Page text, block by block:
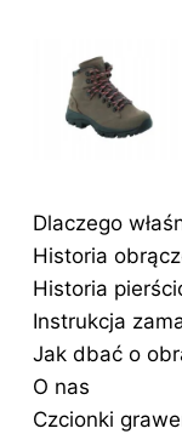
Dlaczego
Historia
Historia
Instrukcja
Jak dbać o
O nas
Czcionki